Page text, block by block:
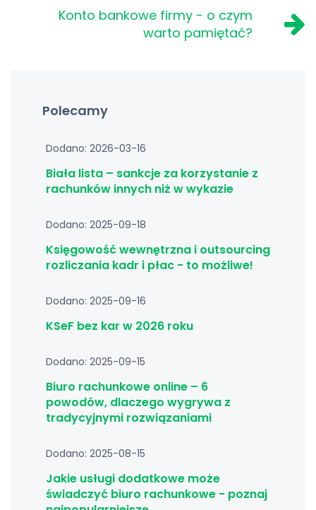
Konto bankowe firmy - o czym
warto pamiętać?
Polecamy
Dodano: 2026-03-16
Biała lista – sankcje za korzystanie z
rachunków innych niż w wykazie
Dodano: 2025-09-18
Księgowość wewnętrzna i outsourcing
rozliczania kadr i płac - to możliwe!
Dodano: 2025-09-16
KSeF bez kar w 2026 roku
Dodano: 2025-09-15
Biuro rachunkowe online – 6
powodów, dlaczego wygrywa z
tradycyjnymi rozwiązaniami
Dodano: 2025-08-15
Jakie usługi dodatkowe może
świadczyć biuro rachunkowe - poznaj